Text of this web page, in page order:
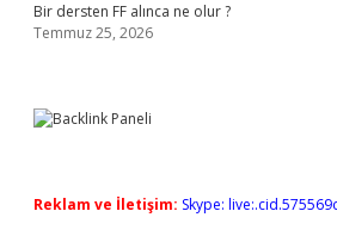
Bir dersten FF alınca ne olur ?
Temmuz 25, 2026
Reklam ve İletişim: Skype: